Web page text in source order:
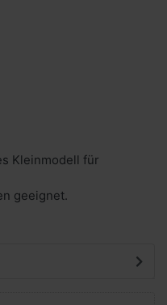
Kleinmodell für
geeignet.